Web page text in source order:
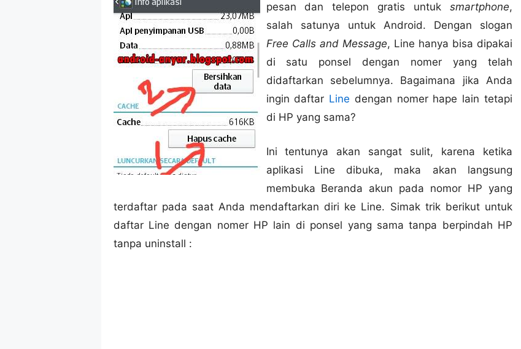
pesan dan telepon gratis untuk smartphone,
salah satunya untuk Android. Dengan slogan
Free Calls and Message, Line hanya bisa dipakai
di satu ponsel dengan nomer yang telah
didaftarkan sebelumnya. Bagaimana jika Anda
ingin daftar Line dengan nomer hape lain tetapi
di HP yang sama?
Ini tentunya akan sangat sulit, karena ketika
aplikasi Line dibuka, maka akan langsung
membuka Beranda akun pada nomor HP yang
terdaftar pada saat Anda mendaftarkan diri ke Line. Simak trik berikut untuk
daftar Line dengan nomer HP lain di ponsel yang sama tanpa berpindah HP
tanpa uninstall :